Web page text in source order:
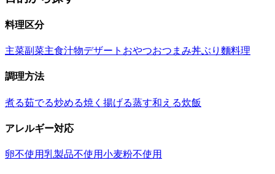
料理区分
主菜副菜主食汁物デザート おやつおつまみ丼ぶり 麵料理
調理方法
煮る茹でる炒める焼く 揚げる蒸す和える炊飯
アレルギー対応
卵不使用乳製品不使用小麦粉不使用